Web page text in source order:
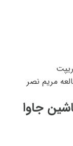
مریم نصر
جاوا